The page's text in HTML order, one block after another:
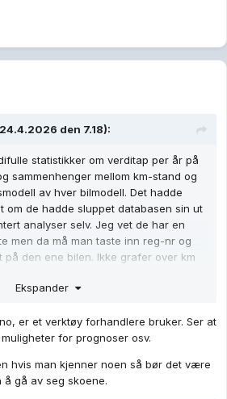
den 7.18):
statistikker om verditap per år på
sammenhenger mellom km-stand og
av hver bilmodell. Det hadde
om de hadde sluppet databasen sin ut
analyser selv. Jeg vet de har en
men da må man taste inn reg-nr og
på den ene bilen. Ikke grafer over km
det vært interessant med verdifall-
type av hver årsmodell, kanskje så
Ekspander
er et verktøy forhandlere bruker. Ser at
for prognoser osv.
hvis man kjenner noen så bør det være
gå av seg skoene.